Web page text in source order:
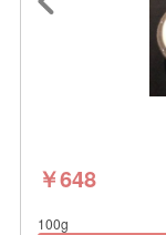
￥648
100g